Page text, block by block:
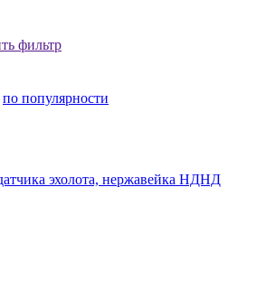
фильтр
по популярности
эхолота, нержавейка НДНД